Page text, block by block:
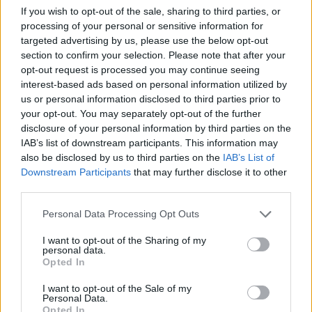
If you wish to opt-out of the sale, sharing to third parties, or
processing of your personal or sensitive information for
targeted advertising by us, please use the below opt-out
section to confirm your selection. Please note that after your
opt-out request is processed you may continue seeing
interest-based ads based on personal information utilized by
us or personal information disclosed to third parties prior to
your opt-out. You may separately opt-out of the further
disclosure of your personal information by third parties on the
IAB’s list of downstream participants. This information may
also be disclosed by us to third parties on the IAB’s List of
Downstream Participants that may further disclose it to other
Please note that this website/app uses one or more Google
not limited to your visit or usage behaviour. You may click to
grant or deny consent to Google and its third-party tags to
use your data for below specified purposes in below Google
consent section.
Personal Data Processing Opt Outs
I want to opt-out of the Sharing of my
personal data.
Opted In
I want to opt-out of the Sale of my
Personal Data.
Opted In
08. 01.
EGYRE TÖBB FIATALNÁL JELENTKEZIK EZ A
VITAMINHIÁNY – ILYEN JELEKRE FIGYELJ
Erre figyelj!
07. 31.
NEM A CITROMSAV, AZ ECET VAGY A
SZÓDABIKARBÓNA A LEGERŐSEBB: EZT HASZNÁLJÁK A
SZÁLLODÁKBAN A VÍZKŐ ELLEN
Ez a szer tényleg eltünteti a vízkövet
07. 31.
HAGYD A SÓT: EGY CSIPET EBBŐL A FŐZŐVÍZBE,
ÉS SOKKAL FINOMABB LESZ A FŐTT KRUMPLI
Titkos hozzávaló
24 óra